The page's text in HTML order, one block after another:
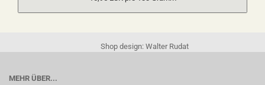
Shop design: Walter Rudat
MEHR ÜBER...